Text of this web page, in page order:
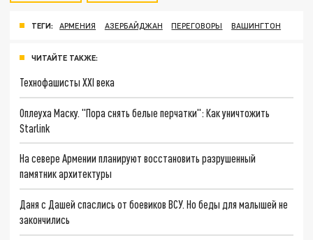
ТЕГИ: АРМЕНИЯ АЗЕРБАЙДЖАН ПЕРЕГОВОРЫ ВАШИНГТОН
ЧИТАЙТЕ ТАКЖЕ:
Технофашисты XXI века
Оплеуха Маску. "Пора снять белые перчатки": Как уничтожить
Starlink
На севере Армении планируют восстановить разрушенный
памятник архитектуры
Даня с Дашей спаслись от боевиков ВСУ. Но беды для малышей не
закончились